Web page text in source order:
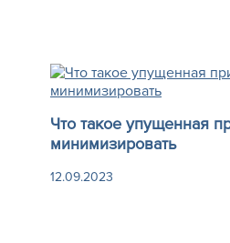
Что такое упущенная
минимизировать
12.09.2023